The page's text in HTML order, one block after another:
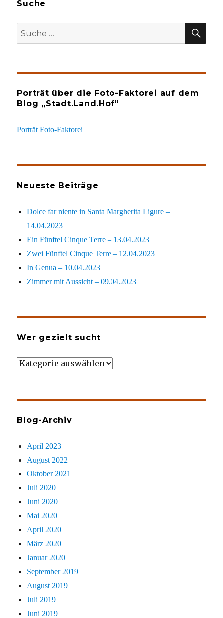
Suche
Suche
nach:
Porträt über die Foto-Faktorei auf dem
Blog „Stadt.Land.Hof“
Porträt Foto-Faktorei
Neueste Beiträge
Dolce far niente in Santa Margherita Ligure –
14.04.2023
Ein Fünftel Cinque Terre – 13.04.2023
Zwei Fünftel Cinque Terre – 12.04.2023
In Genua – 10.04.2023
Zimmer mit Aussicht – 09.04.2023
Wer gezielt sucht
Wer
Blog-Archiv
April 2023
August 2022
Oktober 2021
Juli 2020
Juni 2020
Mai 2020
April 2020
März 2020
Januar 2020
September 2019
August 2019
Juli 2019
Juni 2019